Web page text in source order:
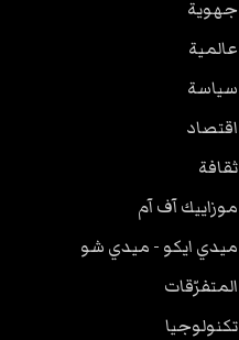
جهوية
عالمية
سياسة
اقتصاد
ثقافة
موزاييك آف آم
ميدي ايكو - ميدي شو
المتفرّقات
تكنولوجيا